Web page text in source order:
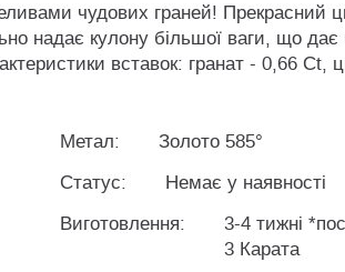
чудових граней! Прекрасний
надає кулону більшої ваги, що
вставок: гранат - 0,66
Метал:
Золото 585°
Статус:
Немає у наявності
Виготовлення:
3-4 тижні
3 Карата